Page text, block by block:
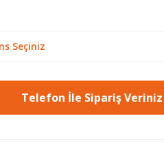
Telefon İle Sipariş Veriniz